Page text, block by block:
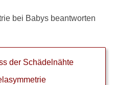
bei Babys beantworten
der Schädelnähte